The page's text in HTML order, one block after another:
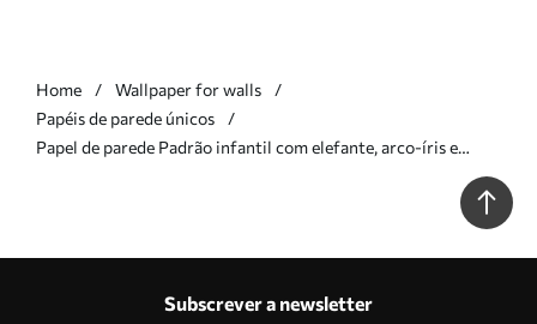
Home
Wallpaper for walls
Papéis de parede únicos
Papel de parede Padrão infantil com elefante, arco-íris e
Subscrever a newsletter